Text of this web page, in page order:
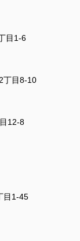
目1-6
丁目8-10
12-8
目1-45